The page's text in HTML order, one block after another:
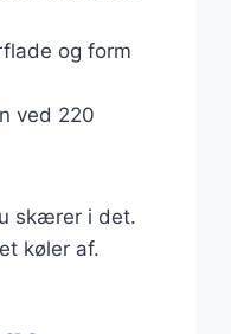
og form
ved 220
skærer i det.
køler af.